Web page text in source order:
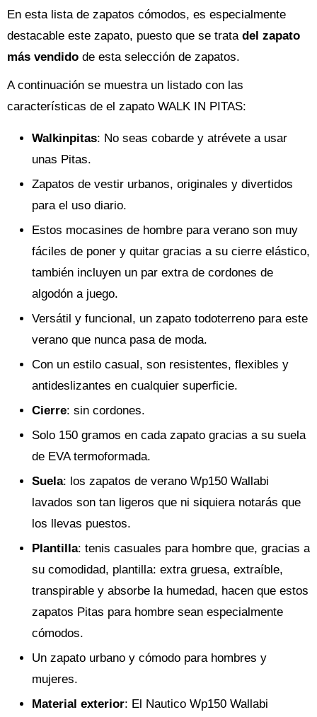
En esta lista de zapatos cómodos, es especialmente
destacable este zapato, puesto que se trata del zapato
más vendido de esta selección de zapatos.
A continuación se muestra un listado con las
características de el zapato WALK IN PITAS:
Walkinpitas: No seas cobarde y atrévete a usar
unas Pitas.
Zapatos de vestir urbanos, originales y divertidos
para el uso diario.
Estos mocasines de hombre para verano son muy
fáciles de poner y quitar gracias a su cierre elástico,
también incluyen un par extra de cordones de
algodón a juego.
Versátil y funcional, un zapato todoterreno para este
verano que nunca pasa de moda.
Con un estilo casual, son resistentes, flexibles y
antideslizantes en cualquier superficie.
Cierre: sin cordones.
Solo 150 gramos en cada zapato gracias a su suela
de EVA termoformada.
Suela: los zapatos de verano Wp150 Wallabi
lavados son tan ligeros que ni siquiera notarás que
los llevas puestos.
Plantilla: tenis casuales para hombre que, gracias a
su comodidad, plantilla: extra gruesa, extraíble,
transpirable y absorbe la humedad, hacen que estos
zapatos Pitas para hombre sean especialmente
cómodos.
Un zapato urbano y cómodo para hombres y
mujeres.
Material exterior: El Nautico Wp150 Wallabi